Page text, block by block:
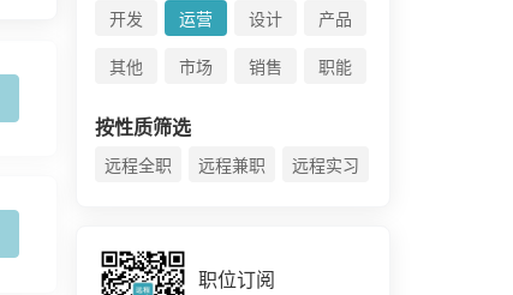
开发 运营 设计
产品
其他
市场 销售 职能
按性质筛选
远程全职 远程兼职 远程实习
职位订阅